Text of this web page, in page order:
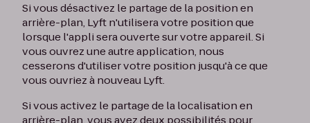
Si vous désactivez le partage de la position en
arrière-plan, Lyft n'utilisera votre position que
lorsque l'appli sera ouverte sur votre appareil. Si
vous ouvrez une autre application, nous
cesserons d'utiliser votre position jusqu'à ce que
vous ouvriez à nouveau Lyft.
Si vous activez le partage de la localisation en
arrière-plan, vous avez deux possibilités pour